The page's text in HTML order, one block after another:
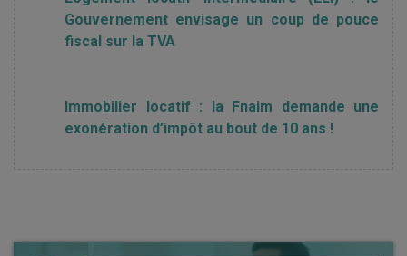
Gouvernement envisage un coup de pouce
fiscal sur la TVA
Immobilier locatif : la Fnaim demande une
exonération d’impôt au bout de 10 ans !